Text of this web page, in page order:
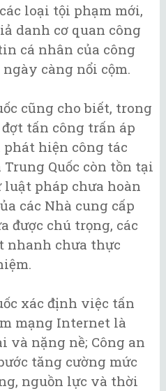
loại tội phạm mới,
danh cơ quan công
cá nhân của công
càng nổi cộm.
cũng cho biết, trong
tấn công trấn áp
hiện công tác
Quốc còn tồn tại
pháp chưa hoàn
các Nhà cung cấp
được chú trọng, các
nhanh chưa thực
xác định việc tấn
mạng Internet là
và nặng nề; Công an
tăng cường mức
nguồn lực và thời